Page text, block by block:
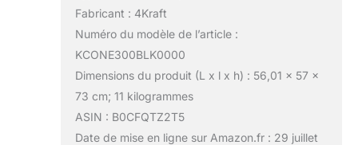
Fabricant : 4Kraft
Numéro du modèle de l’article :
KCONE300BLK0000
Dimensions du produit (L x l x h) : 56,01 x 57 x
73 cm; 11 kilogrammes
ASIN : B0CFQTZ2T5
Date de mise en ligne sur Amazon.fr : 29 juillet